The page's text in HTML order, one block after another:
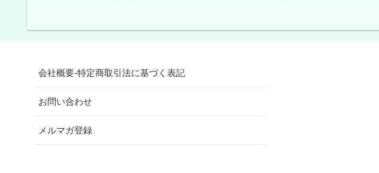
会社概要-特定商取引法に基づく表記
お問い合わせ
メルマガ登録